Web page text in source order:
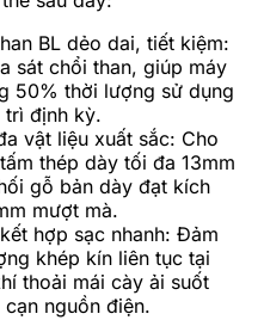
BL dẻo dai, tiết kiệm:
sát chổi than, giúp máy
50% thời lượng sử dụng
trì định kỳ.
vật liệu xuất sắc: Cho
thép dày tối đa 13mm
gỗ bản dày đạt kích
mượt mà.
hợp sạc nhanh: Đảm
khép kín liên tục tại
thoải mái cày ải suốt
nguồn điện.